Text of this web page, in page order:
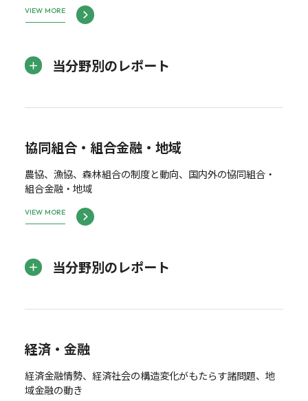
VIEW MORE
当分野別のレポート
協同組合・組合金融・地域
農協、漁協、森林組合の制度と動向、国内外の協同組合・
組合金融・地域
VIEW MORE
当分野別のレポート
経済・金融
経済金融情勢、経済社会の構造変化がもたらす諸問題、地
域金融の動き